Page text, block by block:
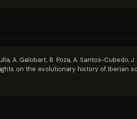
A. Galobart, B. Poza, A. Santos-
on the evolutionary history of Iberian